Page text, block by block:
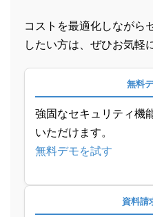
コストを最適化しながら
したい方は、ぜひお気軽
無料
強固なセキュリティ機
いただけます。
無料デモを試す
資料請